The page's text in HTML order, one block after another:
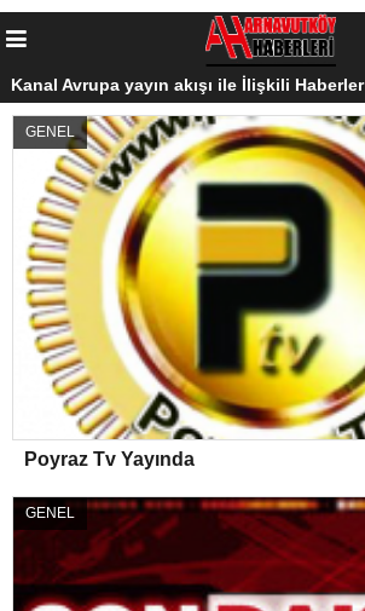
Kanal Avrupa yayın akışı ile İlişkili Haberler
GENEL
Poyraz Tv Yayında
GENEL